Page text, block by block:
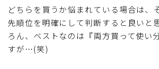
どちらを買うか悩まれている場合は、
先順位を明確にして判断すると良いと
ろん、ベストなのは『両方買って使い
すが…(笑)